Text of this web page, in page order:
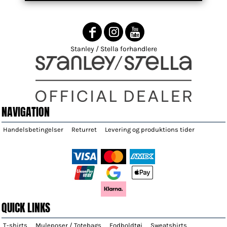
Stanley / Stella forhandlere
NAVIGATION
Handelsbetingelser Returret Levering og produktions tider
QUICK LINKS
T-shirts Muleposer / Totebags Fodboldtøj Sweatshirts